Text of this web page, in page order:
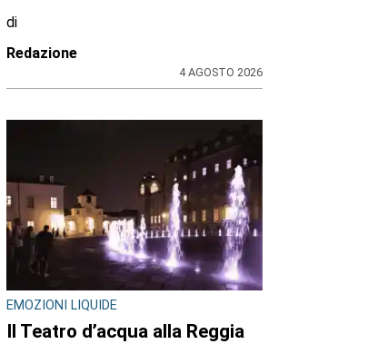
di
Redazione
4 AGOSTO 2026
EMOZIONI LIQUIDE
Il Teatro d’acqua alla Reggia